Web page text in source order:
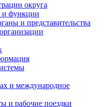
округа
и функции
и представительства
и международное
и рабочие поездки